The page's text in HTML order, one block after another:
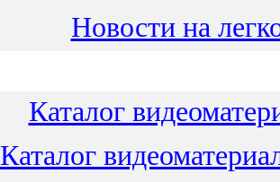
Новости на
Каталог
Каталог